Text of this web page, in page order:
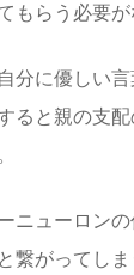
もらう必要が
分に優しい
ると親の支
ニューロン
繋がってしま